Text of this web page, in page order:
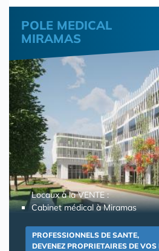
POLE MEDICAL
MIRAMAS
Locaux à la VENTE :
Cabinet médical à Miramas
PROFESSIONNELS DE SANTE,
DEVENEZ PROPRIETAIRES DE